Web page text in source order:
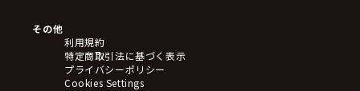
ステッカー・シール・カード
タペストリー・ポスター
アームサポーター
ブレードホルダー
その他
利用規約
特定商取引法に基づく表示
プライバシーポリシー
Cookies Settings